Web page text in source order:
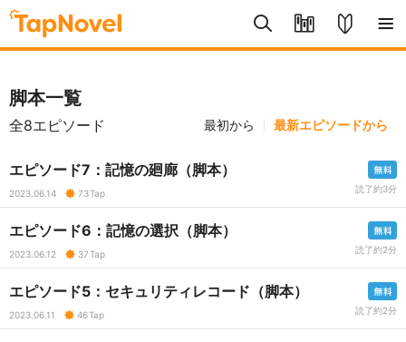
脚本一覧
全8エピソード 最初から 最新エピソードから
エピソード7：記憶の廻廊（脚本）
2023.06.14 73Tap 読了約3分
エピソード6：記憶の選択（脚本）
2023.06.12 37Tap 読了約2分
エピソード5：セキュリティレコード（脚本）
2023.06.11 46Tap 読了約2分